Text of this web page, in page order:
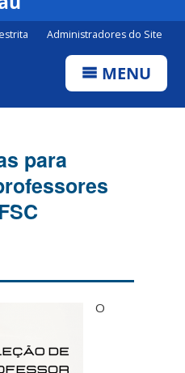
Administradores do Site
MENU
para
O